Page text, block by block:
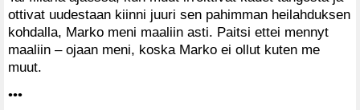
ottivat uudestaan kiinni juuri sen pahimman heilahduksen
kohdalla, Marko meni maaliin asti. Paitsi ettei mennyt
maaliin – ojaan meni, koska Marko ei ollut kuten me
muut.
•••